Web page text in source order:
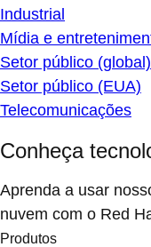
Industrial
Mídia e
Setor público (global)
Setor público (EUA)
Telecomunicações
Conheça
Aprenda a usar
nuvem com o Red
Produtos